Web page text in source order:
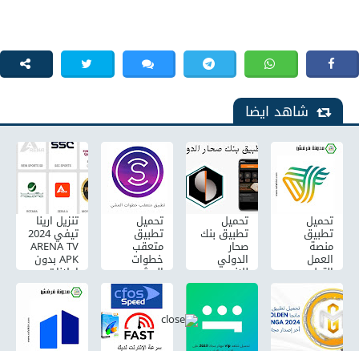
شاهد ايضا
تحميل
تطبيق
منصة
العمل
التطوعي
في
سعودية
على اندرويد
والايفون
2024
تحميل
تطبيق بنك
صحار
الدولي
للاندرويد
والايفون
مجانا 2024
تحميل
تطبيق
متعقب
خطوات
المشي
2024 سويت
كوين
sweatcoin
احدث اصدار
مجانا
تنزيل ارينا
تيفي 2024
ARENA TV
APK بدون
اعلانات
مجاناً أخر
إصدار